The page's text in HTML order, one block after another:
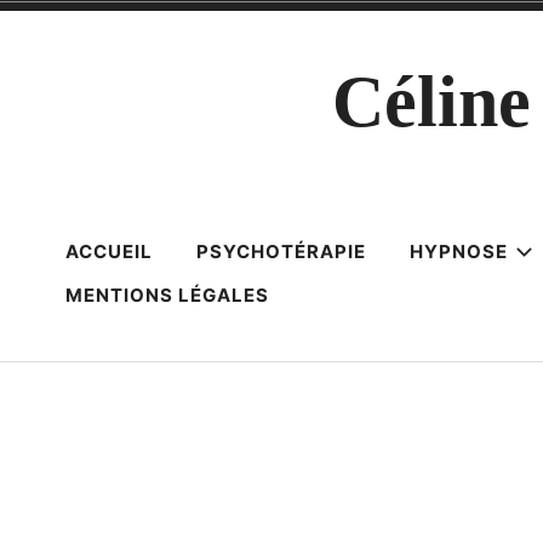
ACCUEIL PSYCHOTÉRAPIE HYPNOSE
MENTIONS LÉGALES